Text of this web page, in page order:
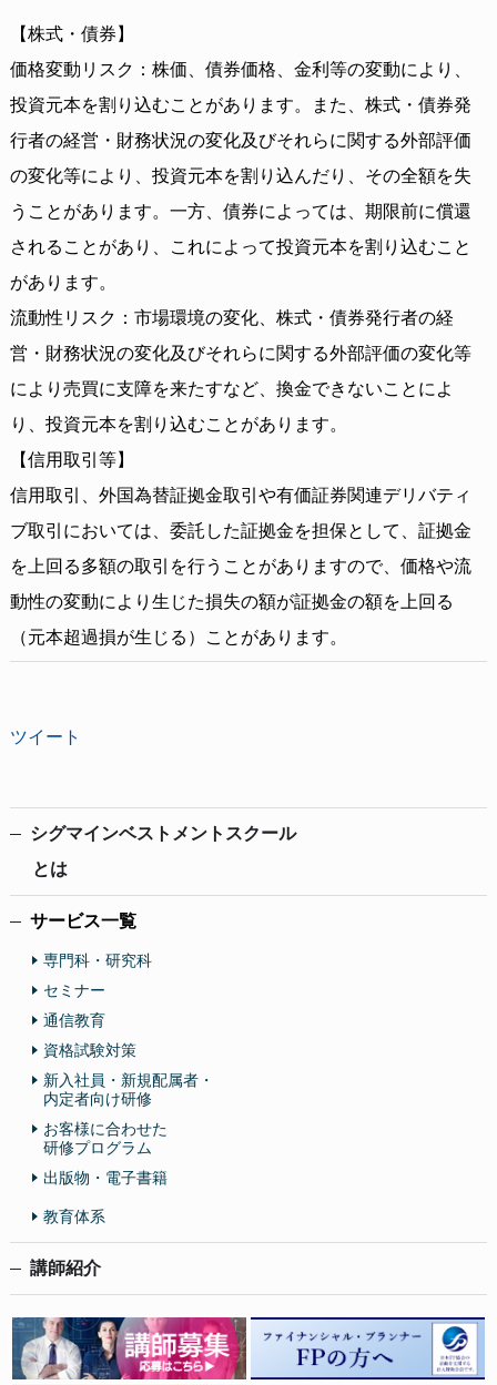
【株式・債券】
価格変動リスク：株価、債券価格、金利等の変動により、
投資元本を割り込むことがあります。また、株式・債券発
行者の経営・財務状況の変化及びそれらに関する外部評価
の変化等により、投資元本を割り込んだり、その全額を失
うことがあります。一方、債券によっては、期限前に償還
されることがあり、これによって投資元本を割り込むこと
があります。
流動性リスク：市場環境の変化、株式・債券発行者の経
営・財務状況の変化及びそれらに関する外部評価の変化等
により売買に支障を来たすなど、換金できないことによ
り、投資元本を割り込むことがあります。
【信用取引等】
信用取引、外国為替証拠金取引や有価証券関連デリバティ
ブ取引においては、委託した証拠金を担保として、証拠金
を上回る多額の取引を行うことがありますので、価格や流
動性の変動により生じた損失の額が証拠金の額を上回る
（元本超過損が生じる）ことがあります。
ツイート
シグマインベストメントスクール
とは
サービス一覧
専門科・研究科
セミナー
通信教育
資格試験対策
新入社員・新規配属者・
内定者向け研修
お客様に合わせた
研修プログラム
出版物・電子書籍
教育体系
講師紹介